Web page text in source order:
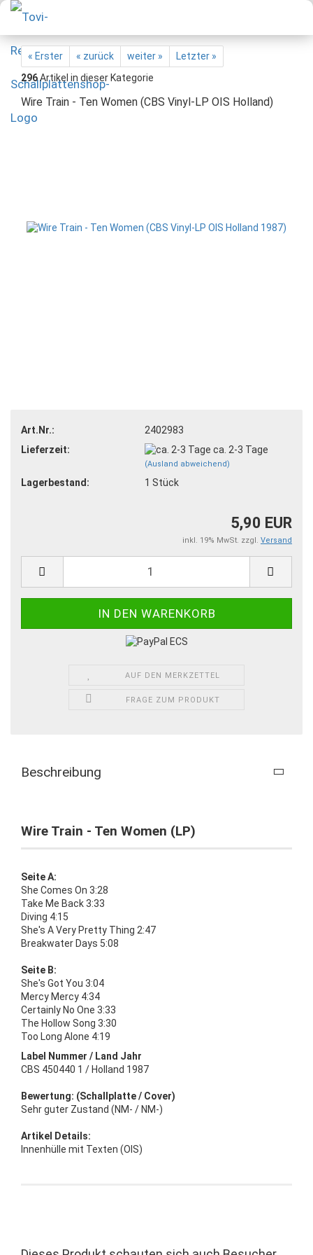
« Erster « zurück weiter »
Letzter »
296Artikel in dieser Kategorie
Wire Train - Ten Women (CBS Vinyl-LP OIS Holland)
Art.Nr.:
2402983
Lieferzeit:
ca. 2-3 Tage
(Ausland abweichend)
Lagerbestand: 1 Stück
5,90 EUR
inkl. 19% MwSt. zzgl. Versand
AUF DEN MERKZETTEL
FRAGE ZUM PRODUKT
Beschreibung
Wire Train - Ten Women (LP)
Seite A:
She Comes On 3:28
Take Me Back 3:33
Diving 4:15
She's A Very Pretty Thing 2:47
Breakwater Days 5:08
Seite B:
She's Got You 3:04
Mercy Mercy 4:34
Certainly No One 3:33
The Hollow Song 3:30
Too Long Alone 4:19
Label Nummer / Land Jahr
CBS 450440 1 / Holland 1987
Bewertung: (Schallplatte / Cover)
Sehr guter Zustand (NM- / NM-)
Artikel Details:
Innenhülle mit Texten (OIS)